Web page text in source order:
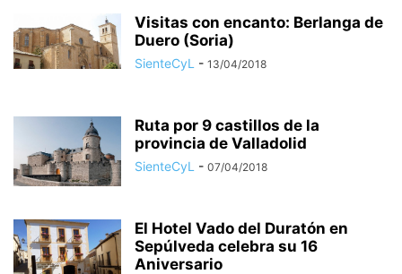
Visitas con encanto: Berlanga de
Duero (Soria)
SienteCyL - 13/04/2018
Ruta por 9 castillos de la
provincia de Valladolid
SienteCyL - 07/04/2018
El Hotel Vado del Duratón en
Sepúlveda celebra su 16
Aniversario